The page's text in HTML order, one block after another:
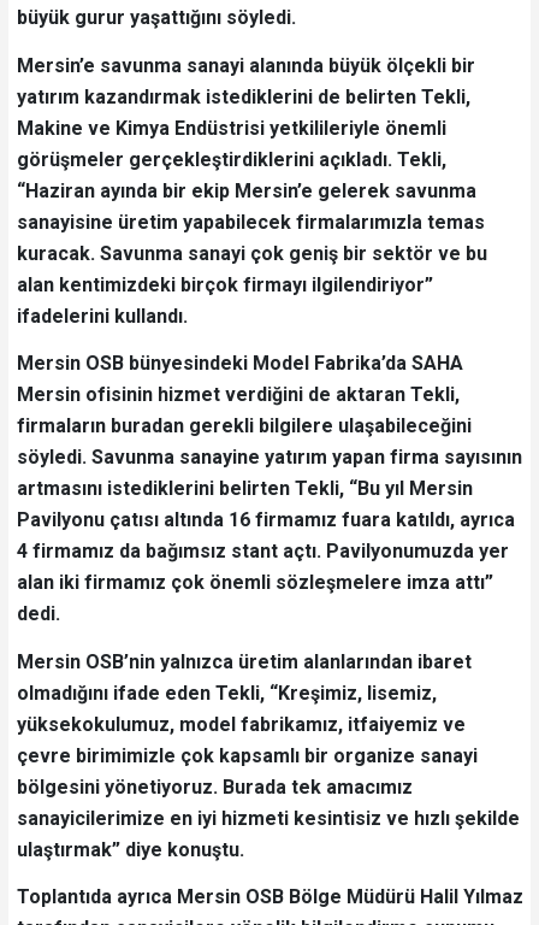
büyük gurur yaşattığını söyledi.
Mersin’e savunma sanayi alanında büyük ölçekli bir
yatırım kazandırmak istediklerini de belirten Tekli,
Makine ve Kimya Endüstrisi yetkilileriyle önemli
görüşmeler gerçekleştirdiklerini açıkladı. Tekli,
“Haziran ayında bir ekip Mersin’e gelerek savunma
sanayisine üretim yapabilecek firmalarımızla temas
kuracak. Savunma sanayi çok geniş bir sektör ve bu
alan kentimizdeki birçok firmayı ilgilendiriyor”
ifadelerini kullandı.
Mersin OSB bünyesindeki Model Fabrika’da SAHA
Mersin ofisinin hizmet verdiğini de aktaran Tekli,
firmaların buradan gerekli bilgilere ulaşabileceğini
söyledi. Savunma sanayine yatırım yapan firma sayısının
artmasını istediklerini belirten Tekli, “Bu yıl Mersin
Pavilyonu çatısı altında 16 firmamız fuara katıldı, ayrıca
4 firmamız da bağımsız stant açtı. Pavilyonumuzda yer
alan iki firmamız çok önemli sözleşmelere imza attı”
dedi.
Mersin OSB’nin yalnızca üretim alanlarından ibaret
olmadığını ifade eden Tekli, “Kreşimiz, lisemiz,
yüksekokulumuz, model fabrikamız, itfaiyemiz ve
çevre birimimizle çok kapsamlı bir organize sanayi
bölgesini yönetiyoruz. Burada tek amacımız
sanayicilerimize en iyi hizmeti kesintisiz ve hızlı şekilde
ulaştırmak” diye konuştu.
Toplantıda ayrıca Mersin OSB Bölge Müdürü Halil Yılmaz